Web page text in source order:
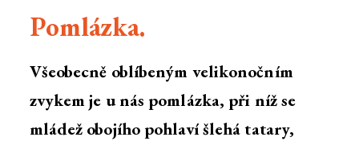
Pomlázka.
Všeobecně oblíbeným velikonočním
zvykem je u nás pomlázka, při níž se
mládež obojího pohlaví šlehá tatary,